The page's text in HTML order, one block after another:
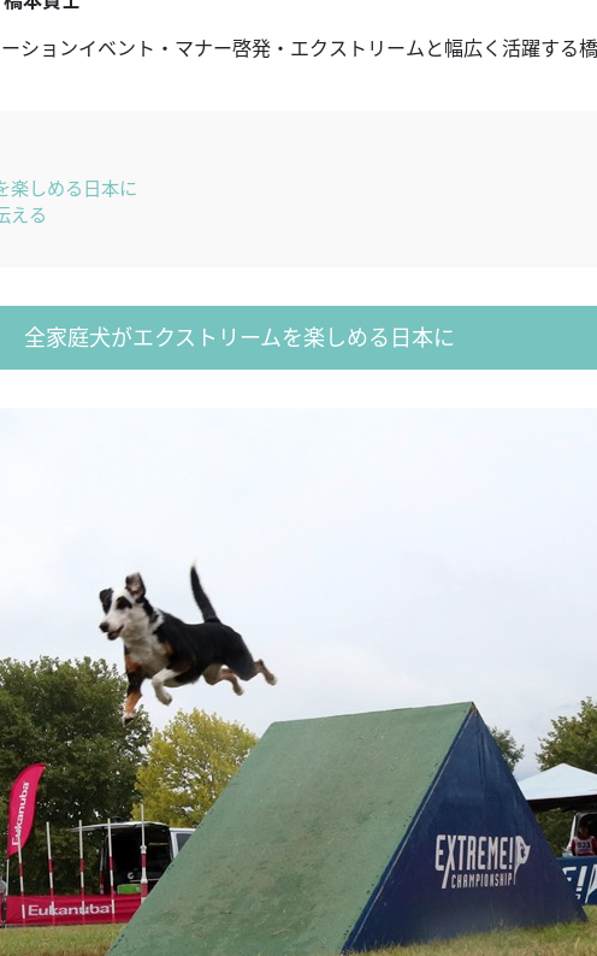
ションイベント・マナー啓発・エクストリームと幅広く活躍する
楽しめる日本に
える
全家庭犬がエクストリームを楽しめる日本に